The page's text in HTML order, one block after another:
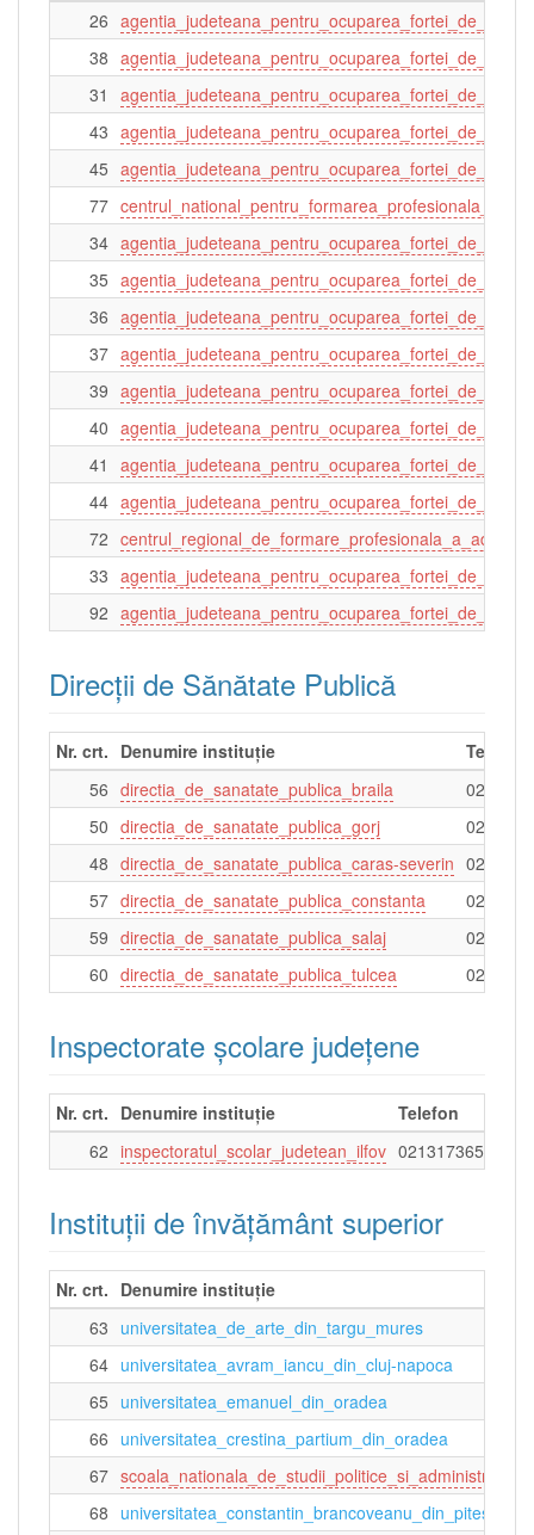
26
38
31
43
45
77
34
35
36
37
39
40
41
44
72
33
92
Direcţii de Sănătate Publică
Nr. crt. Denumire instituție
Telefon
56 directia_de_sanatate_publica_braila
50 directia_de_sanatate_publica_gorj
48 directia_de_sanatate_publica_caras-severin
57 directia_de_sanatate_publica_constanta
59 directia_de_sanatate_publica_salaj
60 directia_de_sanatate_publica_tulcea
Inspectorate şcolare judeţene
Nr. crt. Denumire instituție Telefon
62 inspectoratul_scolar_judetean_ilfov 0213173650
Instituţii de învăţământ superior
Nr. crt. Denumire instituție
63 universitatea_de_arte_din_targu_mures
64 universitatea_avram_iancu_din_cluj-napoca
65 universitatea_emanuel_din_oradea
66 universitatea_crestina_partium_din_oradea
67 scoala_nationala_de_studii_politice_si_administrative
68 universitatea_constantin_brancoveanu_din_pitesti